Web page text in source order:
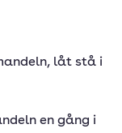
låt stå i
en gång i